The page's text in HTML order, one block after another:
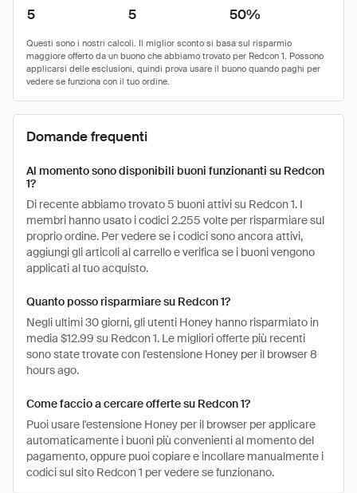
5 5 50%
Domande frequenti
Al momento sono disponibili buoni funzionanti su Redcon
1?
Di recente abbiamo trovato 5 buoni attivi su Redcon 1. I
membri hanno usato i codici 2.255 volte per risparmiare sul
proprio ordine. Per vedere se i codici sono ancora attivi,
aggiungi gli articoli al carrello e verifica se i buoni vengono
applicati al tuo acquisto.
Quanto posso risparmiare su Redcon 1?
Negli ultimi 30 giorni, gli utenti Honey hanno risparmiato in
media $12.99 su Redcon 1. Le migliori offerte più recenti
sono state trovate con l'estensione Honey per il browser 8
hours ago.
Come faccio a cercare offerte su Redcon 1?
Puoi usare l'estensione Honey per il browser per applicare
automaticamente i buoni più convenienti al momento del
pagamento, oppure puoi copiare e incollare manualmente i
codici sul sito Redcon 1 per vedere se funzionano.